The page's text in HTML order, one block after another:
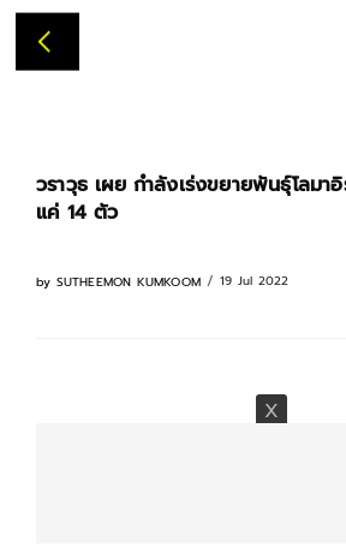
วราวุธ เผย กำลังเร่งขยายพันธุ์โลมา
แค่ 14 ตัว
by SUTHEEMON KUMKOOM 19 Jul 2022